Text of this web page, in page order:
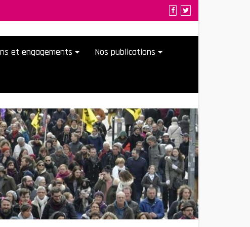
et engagements Nos publications